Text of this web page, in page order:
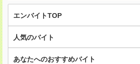
エンバイトTOP
人気のバイト
あなたへのおすすめバイト